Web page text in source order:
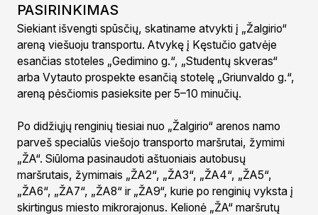
PASIRINKIMAS
Siekiant išvengti spūsčių, skatiname atvykti į „Žalgirio“
areną viešuoju transportu. Atvykę į Kęstučio gatvėje
esančias stoteles „Gedimino g.“, „Studentų skveras“
arba Vytauto prospekte esančią stotelę „Griunvaldo g.“,
areną pėsčiomis pasieksite per 5–10 minučių.
Po didžiųjų renginių tiesiai nuo „Žalgirio“ arenos namo
parveš specialūs viešojo transporto maršrutai, žymimi
„ŽA“. Siūloma pasinaudoti aštuoniais autobusų
maršrutais, žymimais „ŽA2“, „ŽA3“, „ŽA4“, „ŽA5“,
„ŽA6“, „ŽA7“, „ŽA8“ ir „ŽA9“, kurie po renginių vyksta į
skirtingus miesto mikrorajonus. Kelionė „ŽA“ maršrutų